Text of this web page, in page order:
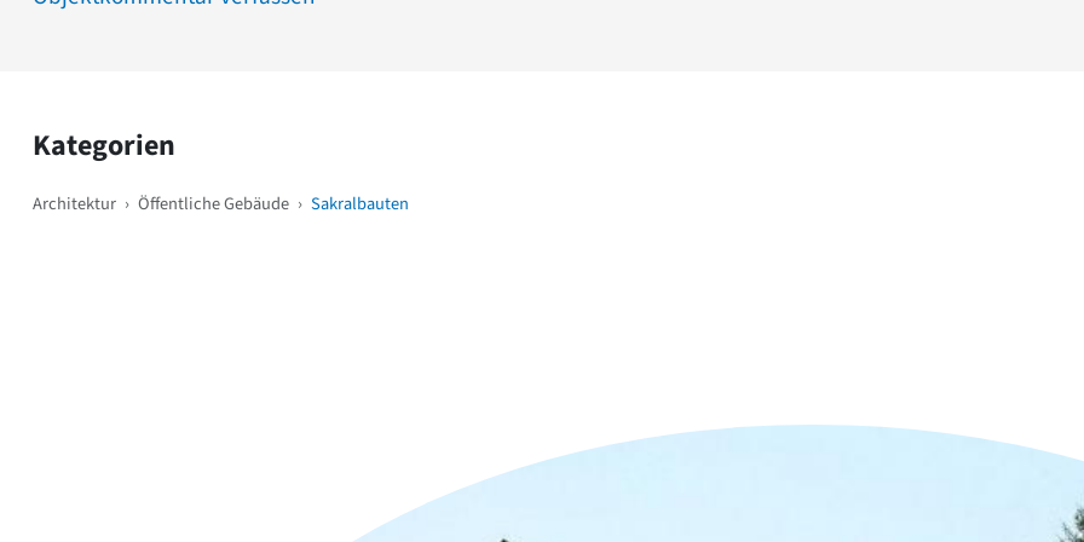
Kategorien
Architektur › Öffentliche Gebäude › Sakralbauten